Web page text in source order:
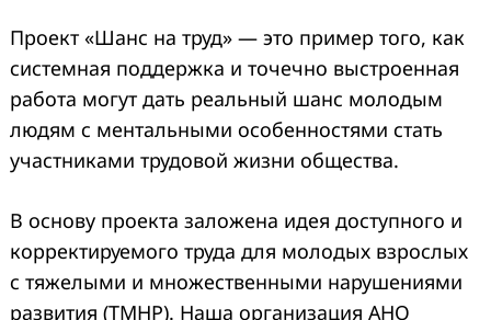
Проект «Шанс на труд» — это пример того, как
системная поддержка и точечно выстроенная
работа могут дать реальный шанс молодым
людям с ментальными особенностями стать
участниками трудовой жизни общества.
В основу проекта заложена идея доступного и
корректируемого труда для молодых взрослых
с тяжелыми и множественными нарушениями
развития (ТМНР). Наша организация АНО